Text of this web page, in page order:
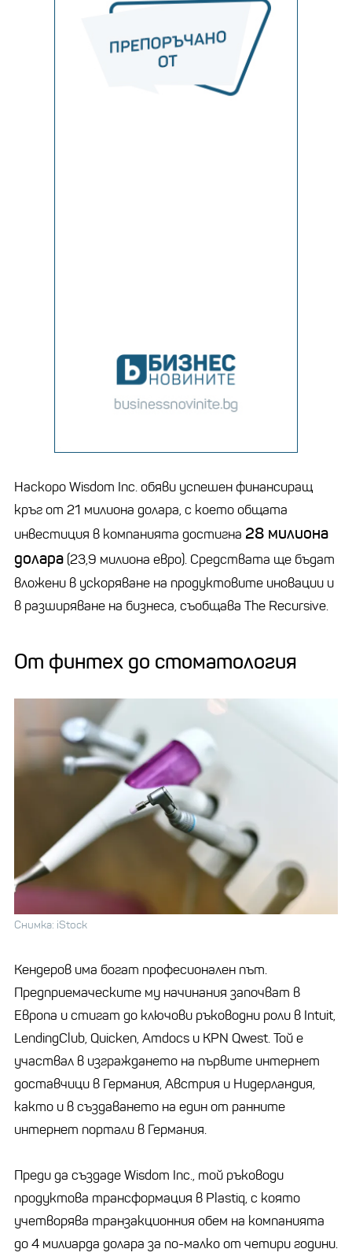
Наскоро Wisdom Inc. обяви успешен финансиращ
кръг от 21 милиона долара, с което общата
инвестиция в компанията достигна 28 милиона
долара (23,9 милиона евро). Средствата ще бъдат
вложени в ускоряване на продуктовите иновации и
в разширяване на бизнеса, съобщава The Recursive.
От финтех до стоматология
Снимка: iStock
Кендеров има богат професионален път.
Предприемаческите му начинания започват в
Европа и стигат до ключови ръководни роли в Intuit,
LendingClub, Quicken, Amdocs и KPN Qwest. Той е
участвал в изграждането на първите интернет
доставчици в Германия, Австрия и Нидерландия,
както и в създаването на един от ранните
интернет портали в Германия.
Преди да създаде Wisdom Inc., той ръководи
продуктова трансформация в Plastiq, с която
учетворява транзакционния обем на компанията
до 4 милиарда долара за по-малко от четири години.